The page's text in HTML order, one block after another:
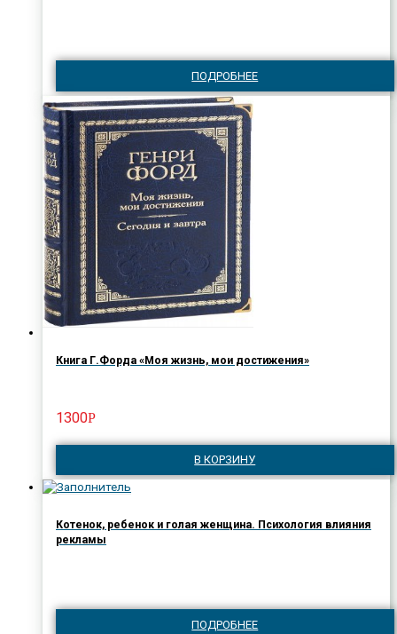
ПОДРОБНЕЕ
Книга Г.Форда «Моя жизнь, мои достижения»
1300Р
В КОРЗИНУ
Котенок, ребенок и голая женщина. Психология влияния
рекламы
ПОДРОБНЕЕ